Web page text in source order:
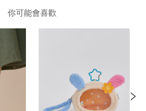
你可能會喜歡